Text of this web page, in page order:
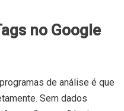
no Google
de análise é que
Sem dados